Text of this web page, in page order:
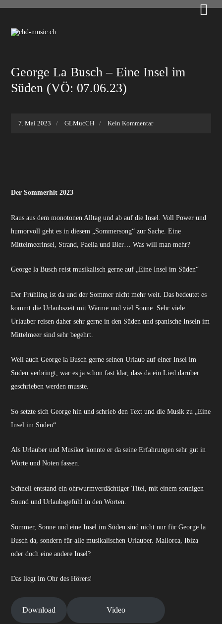

George La Busch – Eine Insel im
Süden (VÖ: 07.06.23)
7. Mai 2023 GLMucCH Kein Kommentar
Der Sommerhit 2023
Raus aus dem monotonen Alltag und ab auf die Insel. Voll Power und
humorvoll geht es in diesem „Sommersong“ zur Sache. Eine
Mittelmeerinsel, Strand, Paella und Bier… Was will man mehr?
George la Busch reist musikalisch gerne auf „Eine Insel im Süden“
Der Frühling ist da und der Sommer nicht mehr weit. Das bedeutet es
kommt die Urlaubszeit mit Wärme und viel Sonne. Sehr viele
Urlauber reisen daher sehr gerne in den Süden und spanische Inseln im
Mittelmeer sind sehr begehrt.
Weil auch George la Busch gerne seinen Urlaub auf einer Insel im
Süden verbringt, war es ja schon fast klar, dass da ein Lied darüber
geschrieben werden musste.
So setzte sich George hin und schrieb den Text und die Musik zu „Eine
Insel im Süden“.
Als Urlauber und Musiker konnte er da seine Erfahrungen sehr gut in
Worte und Noten fassen.
Schnell entstand ein ohrwurmverdächtiger Titel, mit einem sonnigen
Sound und Urlaubsgefühl in den Worten.
Sommer, Sonne und eine Insel im Süden sind nicht nur für George la
Busch da, sondern für alle musikalischen Urlauber. Mallorca, Ibiza
oder doch eine andere Insel?
Das liegt im Ohr des Hörers!
Download Video